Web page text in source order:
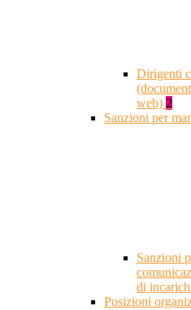
Dirigenti
web) 2
Sanzioni per
Sanzioni
di
Posizioni